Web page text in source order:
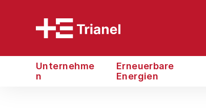
Unternehme
n
Erneuerbare
Energien